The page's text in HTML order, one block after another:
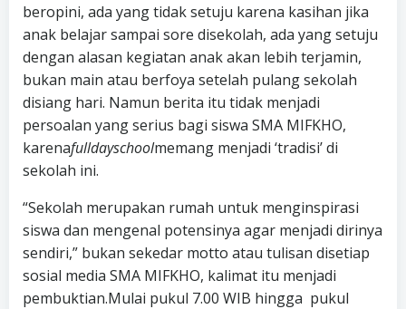
beropini, ada yang tidak setuju karena kasihan jika
anak belajar sampai sore disekolah, ada yang setuju
dengan alasan kegiatan anak akan lebih terjamin,
bukan main atau berfoya setelah pulang sekolah
disiang hari. Namun berita itu tidak menjadi
persoalan yang serius bagi siswa SMA MIFKHO,
karenafulldayschoolmemang menjadi ‘tradisi’ di
sekolah ini.
“Sekolah merupakan rumah untuk menginspirasi
siswa dan mengenal potensinya agar menjadi dirinya
sendiri,” bukan sekedar motto atau tulisan disetiap
sosial media SMA MIFKHO, kalimat itu menjadi
pembuktian.Mulai pukul 7.00 WIB hingga pukul